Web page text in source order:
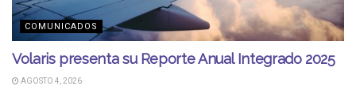
COMUNICADOS
Volaris presenta su Reporte Anual Integrado 2025
AGOSTO 4, 2026